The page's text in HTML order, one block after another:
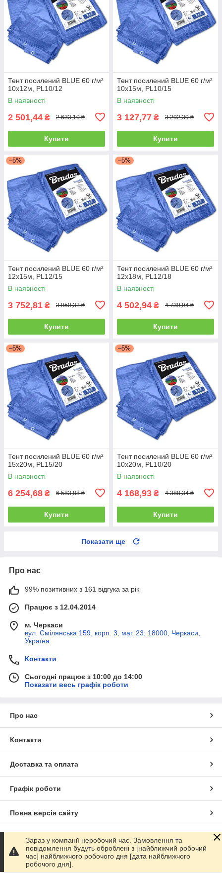
Тент посилений BLUE 60 г/м²
10х12м, PL10/12
В наявності
2 501,44 ₴ 2 633,10 ₴
Купити
Тент посилений BLUE 60 г/м²
10х15м, PL10/15
В наявності
3 127,77 ₴ 3 292,39 ₴
Купити
–5%
Тент посилений BLUE 60 г/м²
12х15м, PL12/15
В наявності
3 752,81 ₴ 3 950,32 ₴
Купити
–5%
Тент посилений BLUE 60 г/м²
12х18м, PL12/18
В наявності
4 502,94 ₴ 4 739,94 ₴
Купити
–5%
Тент посилений BLUE 60 г/м²
15х20м, PL15/20
В наявності
6 254,68 ₴ 6 583,88 ₴
Купити
–5%
Тент посилений BLUE 60 г/м²
10х20м, PL10/20
В наявності
4 168,93 ₴ 4 388,34 ₴
Купити
Показати ще
Про нас
99% позитивних з 161 відгука за рік
Працює з 12.04.2014
м. Черкаси
вул. Смілянська 159, корп. 3, маг. 23; 18000, Черкаси,
Україна
Контакти
Сьогодні працює з 10:00 до 14:00
Показати весь графік роботи
Про нас
Контакти
Доставка та оплата
Графік роботи
Повна версія сайту
Сайт створено на маркетплейсі Prom.ua
Політика конфіденційності
Зараз у компанії неробочий час. Замовлення та
повідомлення будуть оброблені з [найближчий робочий
час] найближчого робочого дня [дата найближчого
робочого дня].